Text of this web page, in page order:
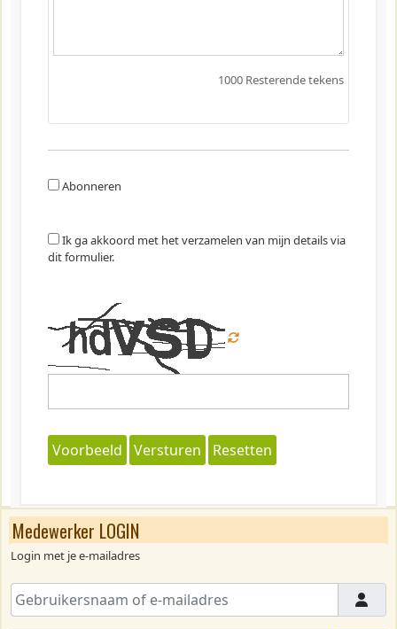
1000 Resterende tekens
Abonneren
Ik ga akkoord met het verzamelen van mijn details via
dit formulier.
Voorbeeld Versturen Resetten
Medewerker LOGIN
Login met je e-mailadres
Gebruikersnaam of e-mailadres